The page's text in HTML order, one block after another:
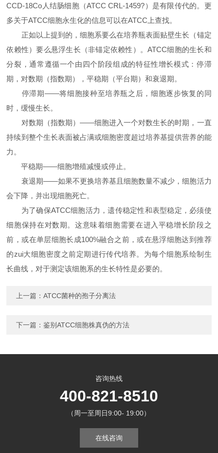
CCD-18Co人结肠细胞（ATCC CRL-1459?）是有限传代的。更
多关于ATCC细胞永生化的信息可以在ATCC上查找。
正如以上提到的，细胞系要么在培养瓶表面贴壁生长（锚定
依赖性）要么悬浮生长（非锚定依赖性）。ATCC细胞的生长和
分裂，通常遵循一个由四个阶段组成的特征性增长模式：停滞
期，对数期（指数期），平稳期（平台期）和衰退期。
停滞期——将细胞接种至培养瓶之后，细胞逐步恢复的同
时，缓慢生长。
对数期（指数期）——细胞进入一个对数生长的时期，一直
持续到整个生长表面被占满或细胞密度超过培养基提供营养的能
力。
平稳期——细胞增殖减慢或停止。
衰退期——如果不更换培养基且细胞数量不减少，细胞活力
会下降，并出现细胞死亡。
为了确保ATCC细胞活力，遗传稳定性和表型稳定，必须使
细胞保持在对数期。这意味着细胞需要在进入平稳增长阶段之
前，或在单层细胞长成100%融合之前，或在悬浮细胞达到推荐
的zui大细胞密度之前定期进行传代培养。为每个细胞系绘制生
长曲线，对于测定该细胞系的生长特性是必要的。
上一篇：ATCC菌种的孢子分离法
下一篇：鉴别ATCC细胞株真伪的方法
咨询热线
400-821-8510
（周一至周日9:00- 19:00）
在线咨询